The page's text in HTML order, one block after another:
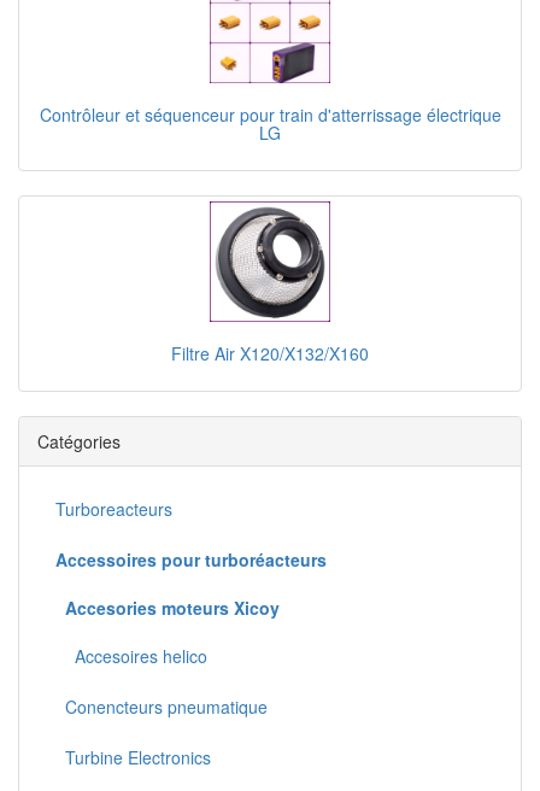
Contrôleur et séquenceur pour train d'atterrissage électrique
LG
Filtre Air X120/X132/X160
Catégories
Turboreacteurs
Accessoires pour turboréacteurs
Accesories moteurs Xicoy
Accesoires helico
Conencteurs pneumatique
Turbine Electronics